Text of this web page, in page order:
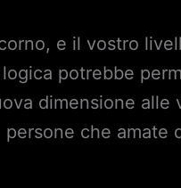
e il vostro
potrebbe
dimensione alle
che amate